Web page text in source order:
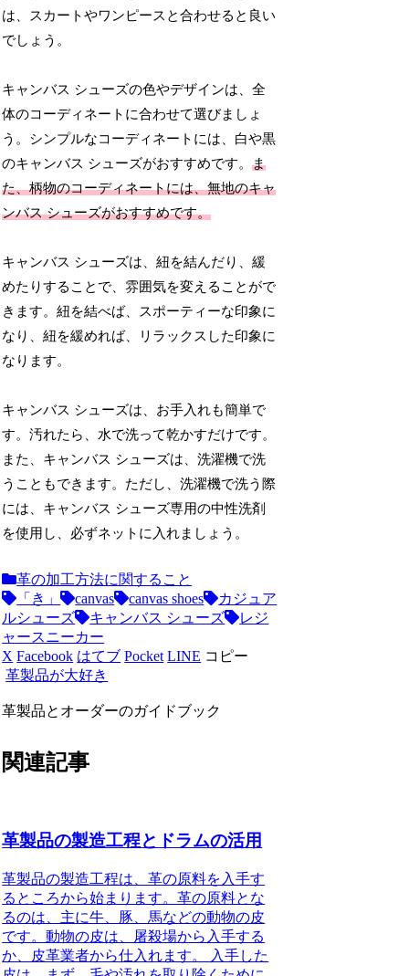
は、スカートやワンピースと合わせると良い
でしょう。
キャンバス シューズの色やデザインは、全
体のコーディネートに合わせて選びましょ
う。シンプルなコーディネートには、白や黒
のキャンバス シューズがおすすめです。ま
た、柄物のコーディネートには、無地のキャ
ンバス シューズがおすすめです。
キャンバス シューズは、紐を結んだり、緩
めたりすることで、雰囲気を変えることがで
きます。紐を結べば、スポーティーな印象に
なり、紐を緩めれば、リラックスした印象に
なります。
キャンバス シューズは、お手入れも簡単で
す。汚れたら、水で洗って乾かすだけです。
また、キャンバス シューズは、洗濯機で洗
うこともできます。ただし、洗濯機で洗う際
には、キャンバス シューズ専用の中性洗剤
を使用し、必ずネットに入れましょう。
革の加工方法に関すること
「き」
canvas canvas shoes
カジュア
ルシューズ
キャンバス シューズ
レジ
ャースニーカー
X Facebook はてブ Pocket LINE コピー
革製品が大好き
革製品とオーダーのガイドブック
関連記事
革製品の製造工程とドラムの活用
革製品の製造工程は、革の原料を入手す
るところから始まります。革の原料とな
るのは、主に牛、豚、馬などの動物の皮
です。動物の皮は、屠殺場から入手する
か、皮革業者から仕入れます。 入手した